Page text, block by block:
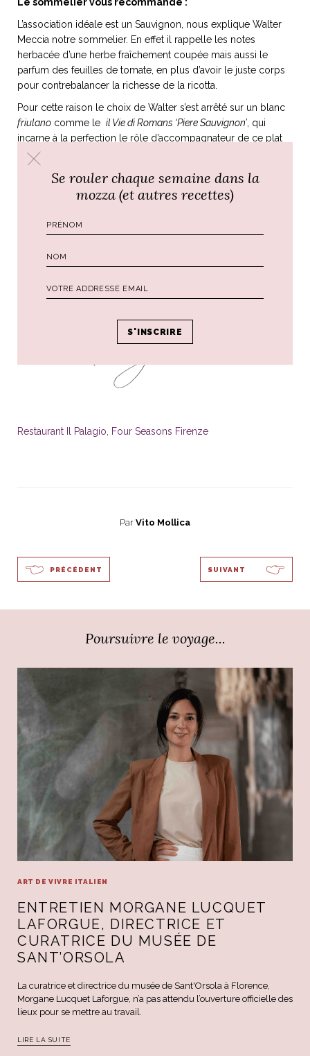
Le sommelier vous recommande :
L’association idéale est un Sauvignon, nous explique Walter
Meccia notre sommelier. En effet il rappelle les notes
herbacée d’une herbe fraîchement coupée mais aussi le
parfum des feuilles de tomate, en plus d’avoir le juste corps
pour contrebalancer la richesse de la ricotta.
Pour cette raison le choix de Walter s’est arrêté sur un blanc
friulano comme le il Vie di Romans ‘Piere Sauvignon’, qui
incarne à la perfection le rôle d’accompagnateur de ce plat
estival fantastique!
Buon appetito,
Restaurant Il Palagio, Four Seasons Firenze
Par Vito Mollica
PRÉCÉDENT SUIVANT
Poursuivre le voyage...
ART DE VIVRE ITALIEN
ENTRETIEN MORGANE LUCQUET
LAFORGUE, DIRECTRICE ET
CURATRICE DU MUSÉE DE
SANT’ORSOLA
La curatrice et directrice du musée de Sant'Orsola à Florence,
Morgane Lucquet Laforgue, n’a pas attendu l’ouverture officielle des
lieux pour se mettre au travail.
LIRE LA SUITE
Se rouler chaque semaine dans la
mozza (et autres recettes)